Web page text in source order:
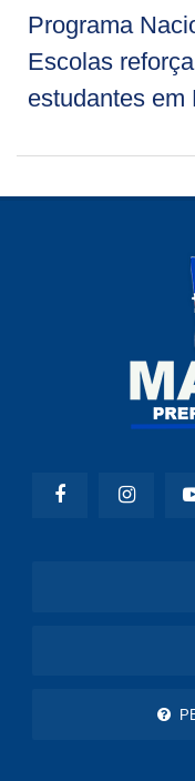
Programa
Escolas
estudantes em